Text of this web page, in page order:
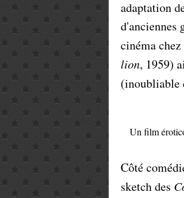
adaptation
d'anciennes
cinéma
lion, 1959)
(inoubliable
Un film
Côté
sketch des